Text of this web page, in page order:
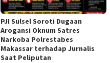
PJI Sulsel Soroti Dugaan
Arogansi Oknum Satres
Narkoba Polrestabes
Makassar terhadap Jurnalis
Saat Peliputan